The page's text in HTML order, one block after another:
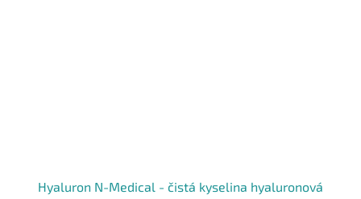
Hyaluron N-Medical - čistá kyselina hyaluronová